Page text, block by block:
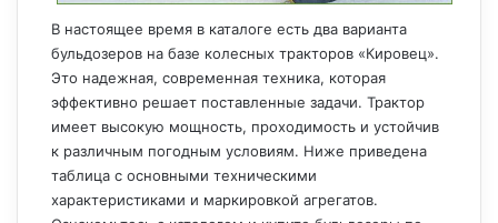
В настоящее время в каталоге есть два варианта
бульдозеров на базе колесных тракторов «Кировец».
Это надежная, современная техника, которая
эффективно решает поставленные задачи. Трактор
имеет высокую мощность, проходимость и устойчив
к различным погодным условиям. Ниже приведена
таблица с основными техническими
характеристиками и маркировкой агрегатов.